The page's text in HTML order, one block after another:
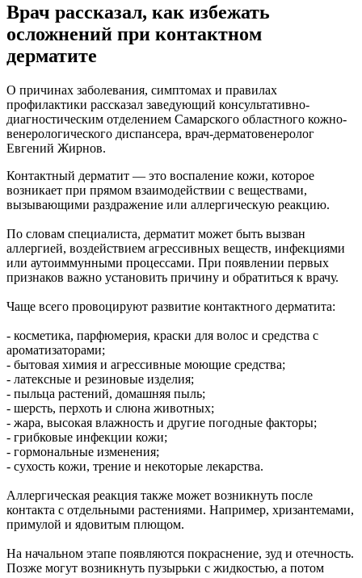
Новый облик двора на Молодогвардейской: горожане
обсудили дальнейшее благоустройство
06.08.2026 | 21:41
Вячеслав Федорищев поздравил командование и личный
состав 76-й дивизии ПВО с присвоением звания
"Гвардейской"
06.08.2026 | 21:01
На заседании Правительства Самарской области обсудили
исполнение бюджета региона за первое полугодие
06.08.2026 | 20:14
Ремонт улицы XXII Партсъезда в Самаре подходит к
завершению
06.08.2026 | 18:57
В Отрадненской больнице после капремонта открылся
обновленный терапевтический корпус
06.08.2026 | 18:53
В Жигулевске почти 200 человек проверились на рак кожи
06.08.2026 | 18:46
В Самарской области прошло первое заседание Экспертного
клуба для общественного контроля за выборами
06.08.2026 | 18:26
Тольяттинцев 6 августа приглашают посмотреть кино под
06.08.2026 | 17:56
16-летний подросток восстанавливается в больнице после
налета БПЛА
06.08.2026 | 17:46
На судоремонтном заводе Самары заложили кили двух новых
пассажирских судов
06.08.2026 | 17:42
Жителей Тольятти приглашают на набережную на шоу-
вечеринку
06.08.2026 | 17:23
Стало известно, на каких улицах Самары постригли газоны 6
августа
06.08.2026 | 17:10
На железнодорожных переездах Самарской области
произошло пять ДТП с начала года
06.08.2026 | 17:09
Врач рассказал, как избежать
осложнений при контактном
дерматите
О причинах заболевания, симптомах и правилах
профилактики рассказал заведующий консультативно-
диагностическим отделением Самарского областного кожно-
венерологического диспансера, врач-дерматовенеролог
Евгений Жирнов.
Контактный дерматит — это воспаление кожи, которое
возникает при прямом взаимодействии с веществами,
вызывающими раздражение или аллергическую реакцию.
По словам специалиста, дерматит может быть вызван
аллергией, воздействием агрессивных веществ, инфекциями
или аутоиммунными процессами. При появлении первых
признаков важно установить причину и обратиться к врачу.
Чаще всего провоцируют развитие контактного дерматита:
- косметика, парфюмерия, краски для волос и средства с
ароматизаторами;
- бытовая химия и агрессивные моющие средства;
- латексные и резиновые изделия;
- пыльца растений, домашняя пыль;
- шерсть, перхоть и слюна животных;
- жара, высокая влажность и другие погодные факторы;
- грибковые инфекции кожи;
- гормональные изменения;
- сухость кожи, трение и некоторые лекарства.
Аллергическая реакция также может возникнуть после
контакта с отдельными растениями. Например, хризантемами,
примулой и ядовитым плющом.
На начальном этапе появляются покраснение, зуд и отечность.
Позже могут возникнуть пузырьки с жидкостью, а потом